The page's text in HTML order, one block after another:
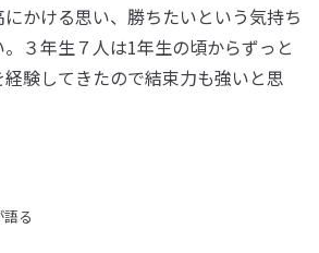
かける思い、勝ちたいという気持ち
３年生７人は1年生の頃からずっと
験してきたので結束力も強いと思
る